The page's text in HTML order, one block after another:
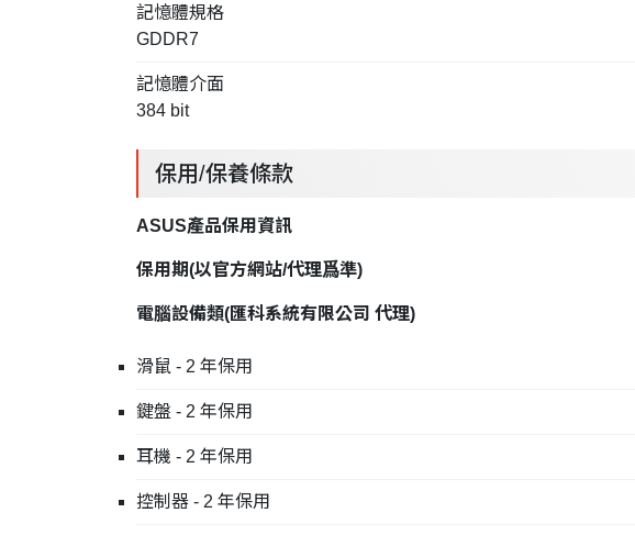
記憶體規格
GDDR7
記憶體介面
384 bit
保用/保養條款
ASUS產品保用資訊
保用期(以官方網站/代理爲準)
電腦設備類(匯科系統有限公司 代理)
滑鼠 - 2 年保用
鍵盤 - 2 年保用
耳機 - 2 年保用
控制器 - 2 年保用